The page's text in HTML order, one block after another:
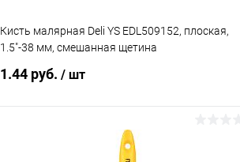
Кисть малярная Deli YS EDL509152, плоская,
1.5"-38 мм, смешанная щетина
1.44 руб. / шт
В корзину